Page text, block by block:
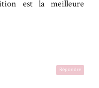
est la meilleure
Répondre